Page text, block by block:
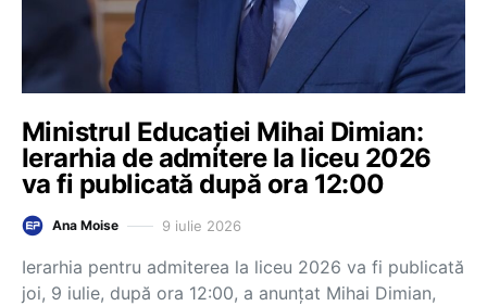
Ministrul Educației Mihai Dimian:
Ierarhia de admitere la liceu 2026
va fi publicată după ora 12:00
Ana Moise 9 iulie 2026
Ierarhia pentru admiterea la liceu 2026 va fi publicată
joi, 9 iulie, după ora 12:00, a anunțat Mihai Dimian,